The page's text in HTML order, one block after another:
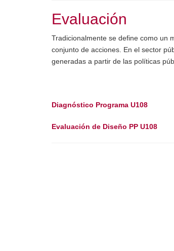
Evaluación
Tradicionalmente se define como un
conjunto de acciones. En el sector
generadas a partir de las políticas
Diagnóstico Programa U108
Evaluación de Diseño PP U108